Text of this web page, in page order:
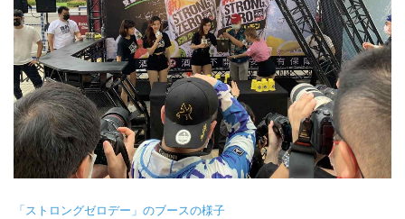
「ストロングゼロデー」のブースの様子